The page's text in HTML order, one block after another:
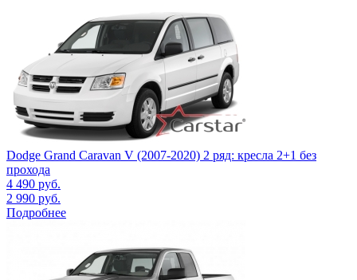
Dodge Grand Caravan V (2007-2020) 2 ряд: кресла 2+1 без
прохода
4 490 руб.
2 990 руб.
Подробнее